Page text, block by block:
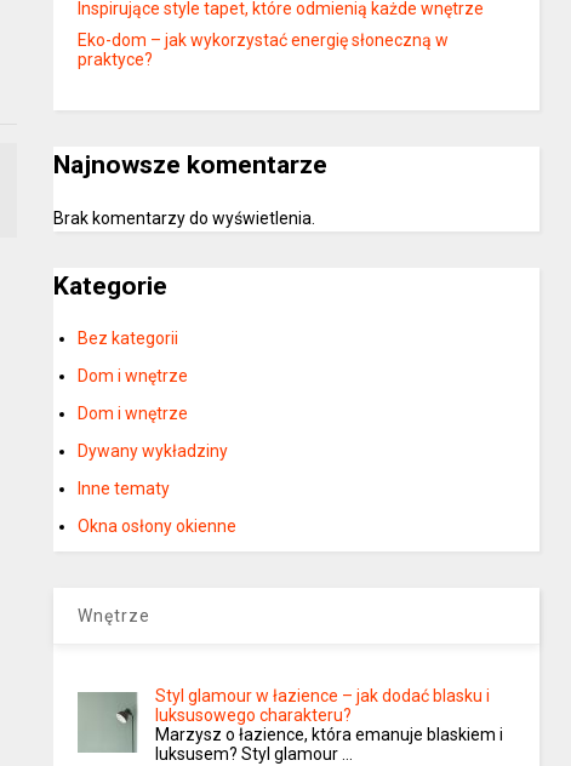
Inspirujące style tapet, które odmienią każde wnętrze
Eko-dom – jak wykorzystać energię słoneczną w
praktyce?
Najnowsze komentarze
Brak komentarzy do wyświetlenia.
Kategorie
Bez kategorii
Dom i wnętrze
Dom i wnętrze
Dywany wykładziny
Inne tematy
Okna osłony okienne
Wnętrze
Styl glamour w łazience – jak dodać blasku i
luksusowego charakteru?
Marzysz o łazience, która emanuje blaskiem i
luksusem? Styl glamour …